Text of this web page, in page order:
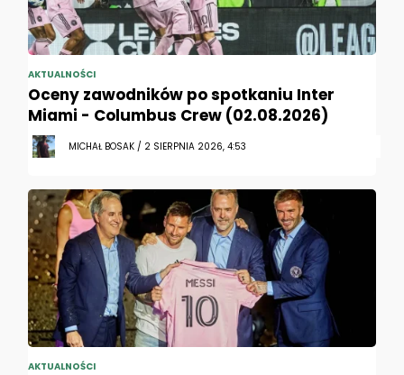
AKTUALNOŚCI
Oceny zawodników po spotkaniu Inter
Miami - Columbus Crew (02.08.2026)
MICHAŁ BOSAK / 2 SIERPNIA 2026, 4:53
AKTUALNOŚCI